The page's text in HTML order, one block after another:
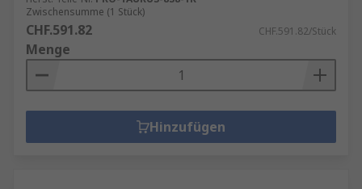
Zwischensumme (1 Stück)
CHF.591.82 CHF.591.82/Stück
Menge
Hinzufügen